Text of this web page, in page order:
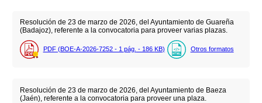
Resolución de 23 de marzo de 2026, del Ayuntamiento de Guareña
(Badajoz), referente a la convocatoria para proveer varias plazas.
PDF (BOE-A-2026-7252 - 1 pág. - 186 KB) Otros formatos
Resolución de 23 de marzo de 2026, del Ayuntamiento de Baeza
(Jaén), referente a la convocatoria para proveer una plaza.